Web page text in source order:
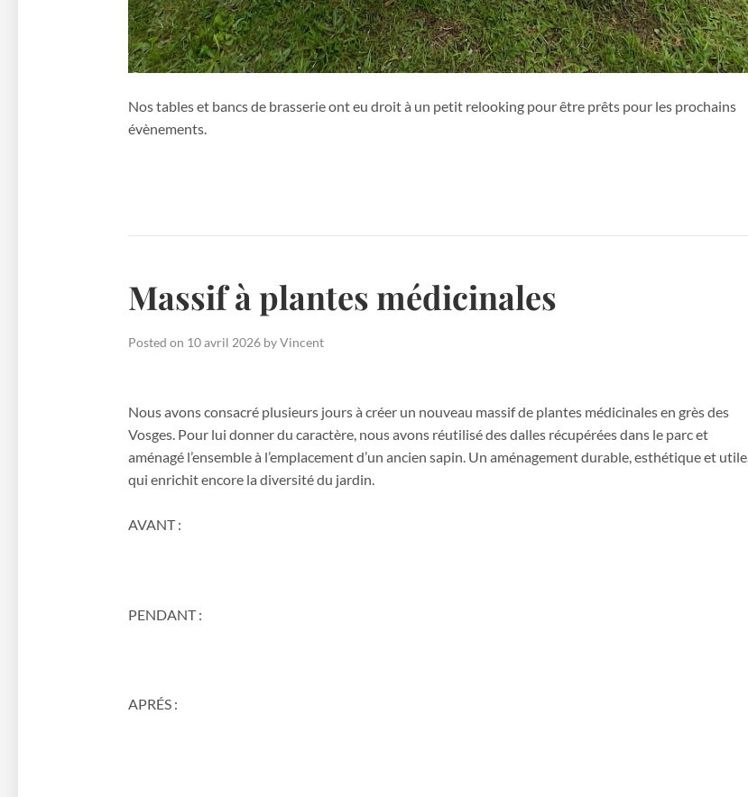
Nos tables et bancs de brasserie ont eu droit à un petit relooking pour être prêts pour les prochains
évènements.
Massif à plantes médicinales
Posted on 10 avril 2026 byVincent
Nous avons consacré plusieurs jours à créer un nouveau massif de plantes médicinales en grès des
Vosges. Pour lui donner du caractère, nous avons réutilisé des dalles récupérées dans le parc et
aménagé l’ensemble à l’emplacement d’un ancien sapin. Un aménagement durable, esthétique et utile,
qui enrichit encore la diversité du jardin.
AVANT :
PENDANT :
APRÉS :